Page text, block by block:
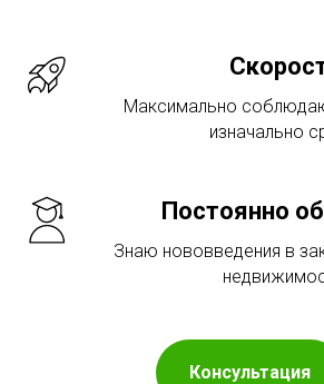
Максимально
изначально
Постоянно
Знаю нововведения в
Консультация